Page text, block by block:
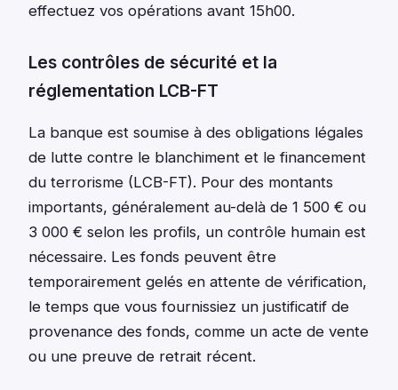
effectuez vos opérations avant 15h00.
Les contrôles de sécurité et la
réglementation LCB-FT
La banque est soumise à des obligations légales
de lutte contre le blanchiment et le financement
du terrorisme (LCB-FT). Pour des montants
importants, généralement au-delà de 1 500 € ou
3 000 € selon les profils, un contrôle humain est
nécessaire. Les fonds peuvent être
temporairement gelés en attente de vérification,
le temps que vous fournissiez un justificatif de
provenance des fonds, comme un acte de vente
ou une preuve de retrait récent.